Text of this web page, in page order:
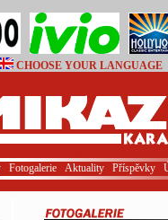
CHOOSE YOUR LANGUAGE
Fotogalerie Aktuality Příspěvky